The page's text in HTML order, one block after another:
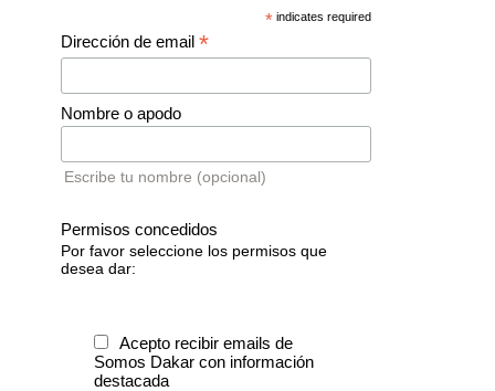
* indicates required
Dirección de email *
Nombre o apodo
Escribe tu nombre (opcional)
Permisos concedidos
Por favor seleccione los permisos que
desea dar:
Acepto recibir emails de
Somos Dakar con información
destacada